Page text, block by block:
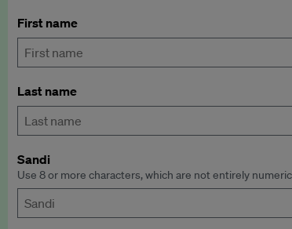
First name
Last name
Sandi
Use 8 or more characters, which are not entirely